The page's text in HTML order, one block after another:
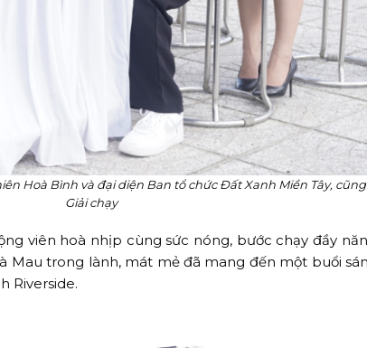
Hoà Bình và đại diện Ban tổ chức Đất Xanh Miền Tây,
Giải chạy
viên hoà nhịp cùng sức nóng, bước chạy đầy
Mau trong lành, mát mẻ đã mang đến một buổi
Riverside.